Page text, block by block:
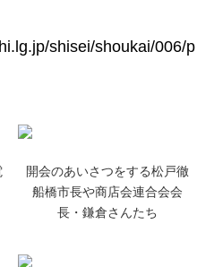
shisei/shoukai/006/p
開会のあいさつをする松戸徹
船橋市長や商店会連合会会
長・鎌倉さんたち